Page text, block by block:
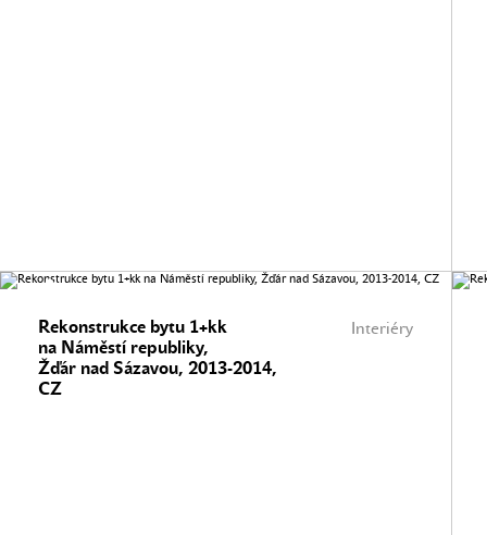
Interiéry
Rekonstrukce bytu 1+kk
na Náměstí republiky,
Žďár nad Sázavou, 2013-2014,
CZ